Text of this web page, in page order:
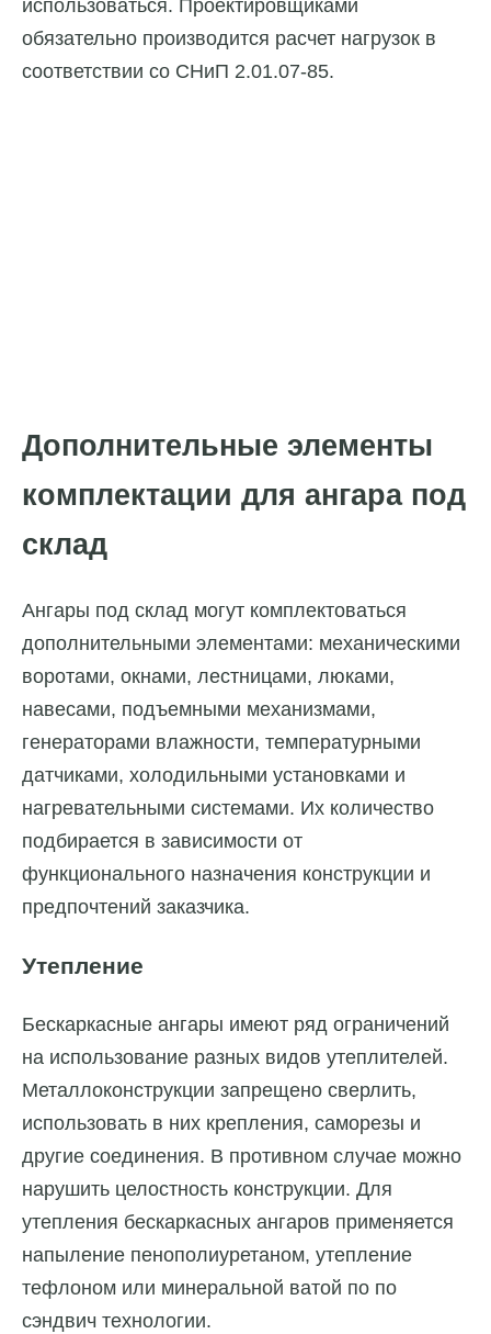
использоваться. Проектировщиками
обязательно производится расчет нагрузок в
соответствии со СНиП 2.01.07-85.
Дополнительные элементы
комплектации для ангара под
склад
Ангары под склад могут комплектоваться
дополнительными элементами: механическими
воротами, окнами, лестницами, люками,
навесами, подъемными механизмами,
генераторами влажности, температурными
датчиками, холодильными установками и
нагревательными системами. Их количество
подбирается в зависимости от
функционального назначения конструкции и
предпочтений заказчика.
Утепление
Бескаркасные ангары имеют ряд ограничений
на использование разных видов утеплителей.
Металлоконструкции запрещено сверлить,
использовать в них крепления, саморезы и
другие соединения. В противном случае можно
нарушить целостность конструкции. Для
утепления бескаркасных ангаров применяется
напыление пенополиуретаном, утепление
тефлоном или минеральной ватой по по
сэндвич технологии.